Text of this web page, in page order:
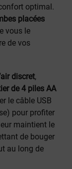
optimal.
placées
vous le
de vos
discret,
de 4 piles AA
le câble USB
pour profiter
maintient le
de bouger
au long de